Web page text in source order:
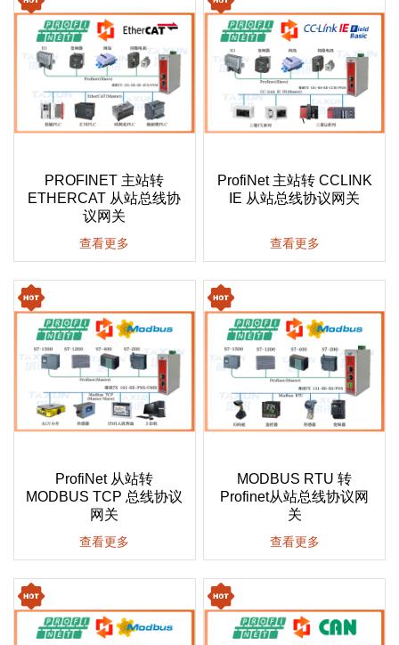
PROFINET 主站转
ETHERCAT 从站总线协
议网关
查看更多
ProfiNet 主站转 CCLINK
IE 从站总线协议网关
查看更多
ProfiNet 从站转
MODBUS TCP 总线协议
网关
查看更多
MODBUS RTU 转
Profinet从站总线协议网
关
查看更多